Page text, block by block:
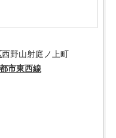
西野山射庭ノ上町
市東西線